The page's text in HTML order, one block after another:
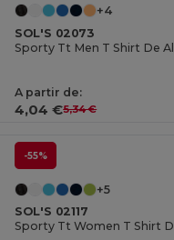
+4
SOL'S 02073
Sporty Tt Men T Shirt De
A partir de:
4,04 €5,34 €
-55%
+5
SOL'S 02117